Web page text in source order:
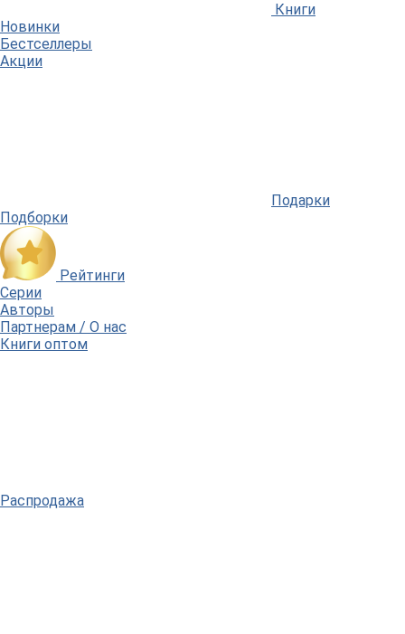
Книги
Новинки
Бестселлеры
Акции
Подарки
Подборки
Рейтинги
Серии
Авторы
Партнерам / О нас
Книги оптом
Распродажа